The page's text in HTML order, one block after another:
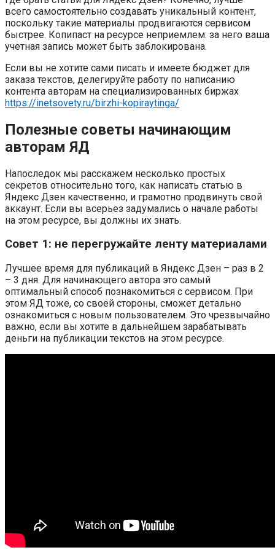
всего самостоятельно создавать уникальный контент,
поскольку такие материалы продвигаются сервисом
быстрее. Копипаст на ресурсе неприемлем: за него ваша
учетная запись может быть заблокирована.
Если вы не хотите сами писать и имеете бюджет для
заказа текстов, делегируйте работу по написанию
контента авторам на специализированных биржах
https://inetsovety.ru/birzhi-kopiraytinga/
Полезные советы начинающим
авторам ЯД
Напоследок мы расскажем несколько простых
секретов относительно того, как написать статью в
Яндекс Дзен качественно, и грамотно продвинуть свой
аккаунт. Если вы всерьез задумались о начале работы
на этом ресурсе, вы должны их знать.
Совет 1: не перегружайте ленту материалами
Лучшее время для публикаций в Яндекс Дзен – раз в 2
– 3 дня. Для начинающего автора это самый
оптимальный способ познакомиться с сервисом. При
этом ЯД тоже, со своей стороны, сможет детально
ознакомиться с новым пользователем. Это чрезвычайно
важно, если вы хотите в дальнейшем зарабатывать
деньги на публикации текстов на этом ресурсе.